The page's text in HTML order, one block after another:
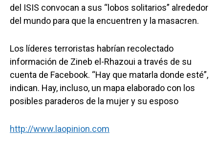
del ISIS convocan a sus “lobos solitarios” alrededor
del mundo para que la encuentren y la masacren.
Los líderes terroristas habrían recolectado
información de Zineb el-Rhazoui a través de su
cuenta de Facebook. “Hay que matarla donde esté”,
indican. Hay, incluso, un mapa elaborado con los
posibles paraderos de la mujer y su esposo
http://www.laopinion.com